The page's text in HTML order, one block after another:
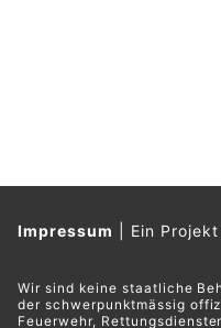
Impressum Ein
Wir sind keine staatliche
der schwerpunktmässig
Feuerwehr,